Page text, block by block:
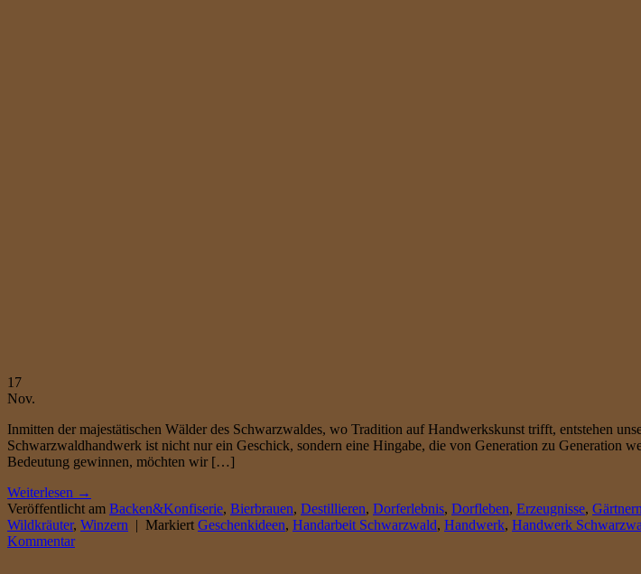
17
Nov.
Inmitten der majestätischen Wälder des Schwarzwaldes, wo Tradition auf Handwerkskunst trifft, entstehen
Schwarzwaldhandwerk ist nicht nur ein Geschick, sondern eine Hingabe, die von Generation zu Generation
Bedeutung gewinnen, möchten wir […]
Weiterlesen →
Veröffentlicht am Backen&Konfiserie, Bierbrauen, Destillieren, Dorferlebnis, Dorfleben, Erzeugnisse, Gärtnern
Wildkräuter, Winzern | Markiert Geschenkideen, Handarbeit Schwarzwald, Handwerk, Handwerk
Kommentar